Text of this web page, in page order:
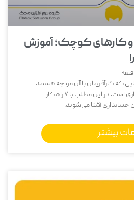
کارهای کوچک؛ آموزش
که کارآفرینان با آن مواجه هستند
مدیریت مالی و امور حسابداری است. در این مطلب با 7 راهکار
حسابداری آشنا می‌شوید.
بیشتر